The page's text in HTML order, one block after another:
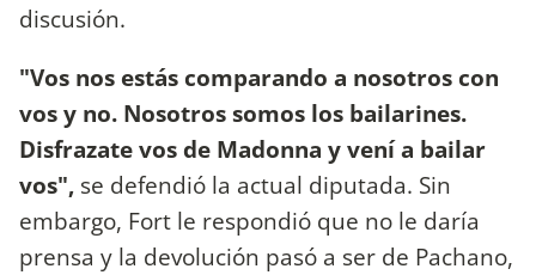
discusión.
"Vos nos estás comparando a nosotros con
vos y no. Nosotros somos los bailarines.
Disfrazate vos de Madonna y vení a bailar
vos", se defendió la actual diputada. Sin
embargo, Fort le respondió que no le daría
prensa y la devolución pasó a ser de Pachano,